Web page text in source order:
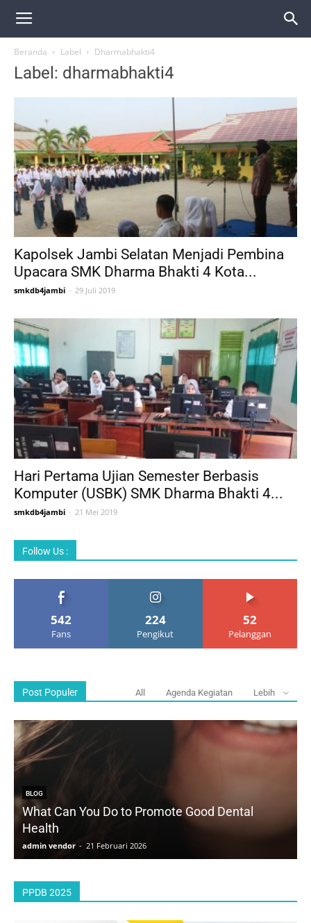
Beranda Label Dharmabhakti4
Label: dharmabhakti4
Kapolsek Jambi Selatan Menjadi Pembina
Upacara SMK Dharma Bhakti 4 Kota...
smkdb4jambi - 29 Juli 2019
Hari Pertama Ujian Semester Berbasis
Komputer (USBK) SMK Dharma Bhakti 4...
smkdb4jambi - 21 Mei 2019
Follow Us :
542
Fans
224
Pengikut
52
Pelanggan
Post Populer All Agenda Kegiatan Lebih
BLOG
What Can You Do to Promote Good Dental
Health
admin vendor - 21 Februari 2026
PPDB 2025